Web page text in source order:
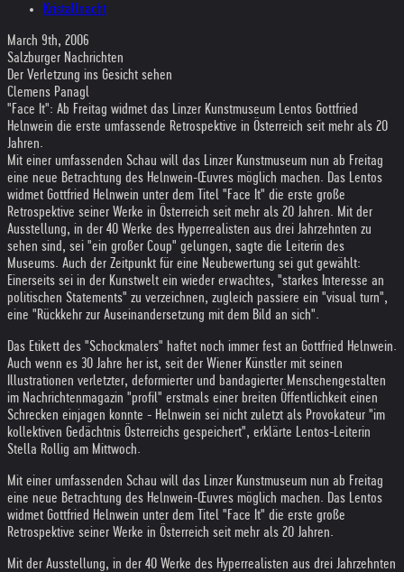
Kristallnacht
March 9th, 2006
Salzburger Nachrichten
Der Verletzung ins Gesicht sehen
Clemens Panagl
"Face It": Ab Freitag widmet das Linzer Kunstmuseum Lentos Gottfried
Helnwein die erste umfassende Retrospektive in Österreich seit mehr als 20
Jahren.
Mit einer umfassenden Schau will das Linzer Kunstmuseum nun ab Freitag
eine neue Betrachtung des Helnwein-Œuvres möglich machen. Das Lentos
widmet Gottfried Helnwein unter dem Titel "Face It" die erste große
Retrospektive seiner Werke in Österreich seit mehr als 20 Jahren. Mit der
Ausstellung, in der 40 Werke des Hyperrealisten aus drei Jahrzehnten zu
sehen sind, sei "ein großer Coup" gelungen, sagte die Leiterin des
Museums. Auch der Zeitpunkt für eine Neubewertung sei gut gewählt:
Einerseits sei in der Kunstwelt ein wieder erwachtes, "starkes Interesse an
politischen Statements" zu verzeichnen, zugleich passiere ein "visual turn",
eine "Rückkehr zur Auseinandersetzung mit dem Bild an sich".
Das Etikett des "Schockmalers" haftet noch immer fest an Gottfried Helnwein.
Auch wenn es 30 Jahre her ist, seit der Wiener Künstler mit seinen
Illustrationen verletzter, deformierter und bandagierter Menschengestalten
im Nachrichtenmagazin "profil" erstmals einer breiten Öffentlichkeit einen
Schrecken einjagen konnte - Helnwein sei nicht zuletzt als Provokateur "im
kollektiven Gedächtnis Österreichs gespeichert", erklärte Lentos-Leiterin
Stella Rollig am Mittwoch.
Mit einer umfassenden Schau will das Linzer Kunstmuseum nun ab Freitag
eine neue Betrachtung des Helnwein-Œuvres möglich machen. Das Lentos
widmet Gottfried Helnwein unter dem Titel "Face It" die erste große
Retrospektive seiner Werke in Österreich seit mehr als 20 Jahren.
Mit der Ausstellung, in der 40 Werke des Hyperrealisten aus drei Jahrzehnten